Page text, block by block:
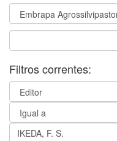
Filtros correntes: